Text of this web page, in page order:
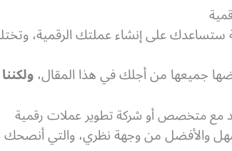
جميعها من أجلك في هذا المقال،
مع متخصص أو شركة تطوير عملات رقمية
والأفضل من وجهة نظري، والتي أنصحك